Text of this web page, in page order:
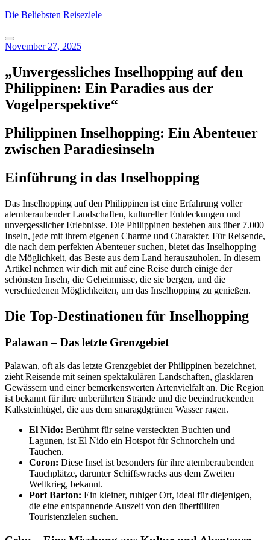
Skip
content
Die Beliebsten Reiseziele
November 27, 2025
„Unvergessliches Inselhopping auf den
Philippinen: Ein Paradies aus der
Vogelperspektive“
Philippinen Inselhopping: Ein Abenteuer
zwischen Paradiesinseln
Einführung in das Inselhopping
Das Inselhopping auf den Philippinen ist eine Erfahrung voller
atemberaubender Landschaften, kultureller Entdeckungen und
unvergesslicher Erlebnisse. Die Philippinen bestehen aus über 7.000
Inseln, jede mit ihrem eigenen Charme und Charakter. Für Reisende,
die nach dem perfekten Abenteuer suchen, bietet das Inselhopping
die Möglichkeit, das Beste aus dem Land herauszuholen. In diesem
Artikel nehmen wir dich mit auf eine Reise durch einige der
schönsten Inseln, die Geheimnisse, die sie bergen, und die
verschiedenen Möglichkeiten, um das Inselhopping zu genießen.
Die Top-Destinationen für Inselhopping
Palawan – Das letzte Grenzgebiet
Palawan, oft als das letzte Grenzgebiet der Philippinen bezeichnet,
zieht Reisende mit seinen spektakulären Landschaften, glasklaren
Gewässern und einer bemerkenswerten Artenvielfalt an. Die Region
ist bekannt für ihre unberührten Strände und die beeindruckenden
Kalksteinhügel, die aus dem smaragdgrünen Wasser ragen.
El Nido: Berühmt für seine versteckten Buchten und
Lagunen, ist El Nido ein Hotspot für Schnorcheln und
Tauchen.
Coron: Diese Insel ist besonders für ihre atemberaubenden
Tauchplätze, darunter Schiffswracks aus dem Zweiten
Weltkrieg, bekannt.
Port Barton: Ein kleiner, ruhiger Ort, ideal für diejenigen,
die eine entspannende Auszeit von den überfüllten
Touristenzielen suchen.